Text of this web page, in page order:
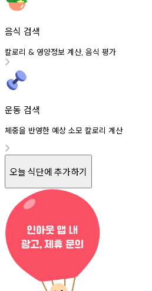
음식 검색
칼로리 & 영양정보 계산, 음식 평가
운동 검색
체중을 반영한 예상 소모 칼로리 계산
오늘 식단에 추가하기